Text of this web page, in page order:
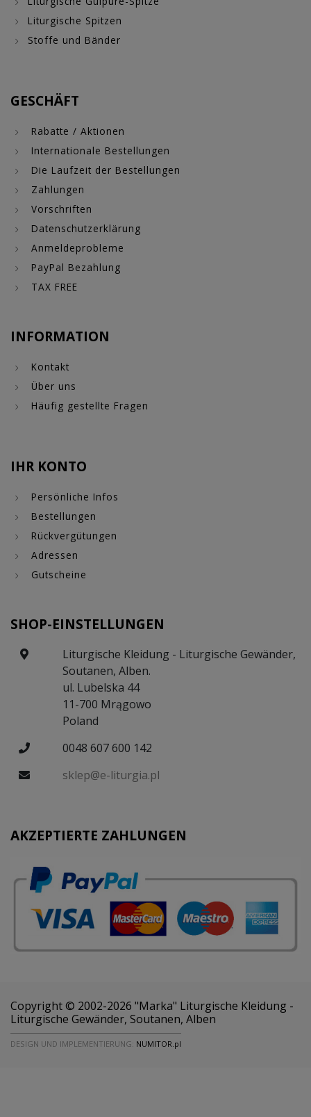
Liturgische Spitzen
Stoffe und Bänder
GESCHÄFT
Rabatte / Aktionen
Internationale Bestellungen
Die Laufzeit der Bestellungen
Zahlungen
Vorschriften
Datenschutzerklärung
Anmeldeprobleme
PayPal Bezahlung
TAX FREE
INFORMATION
Kontakt
Über uns
Häufig gestellte Fragen
IHR KONTO
Persönliche Infos
Bestellungen
Rückvergütungen
Adressen
Gutscheine
SHOP-EINSTELLUNGEN
Liturgische Kleidung - Liturgische Gewänder,
Soutanen, Alben.
ul. Lubelska 44
11-700 Mrągowo
Poland
0048 607 600 142
sklep@e-liturgia.pl
AKZEPTIERTE ZAHLUNGEN
Copyright © 2002-2026 "Marka" Liturgische Kleidung -
Liturgische Gewänder, Soutanen, Alben
DESIGN UND IMPLEMENTIERUNG: NUMITOR.pl